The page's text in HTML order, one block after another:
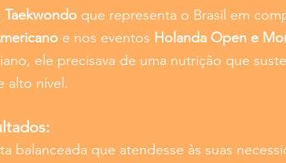
Taekwondo que representa o Brasil em
e nos eventos Holanda Open e
ele precisava de uma nutrição que
alto nível.
balanceada que atendesse às suas